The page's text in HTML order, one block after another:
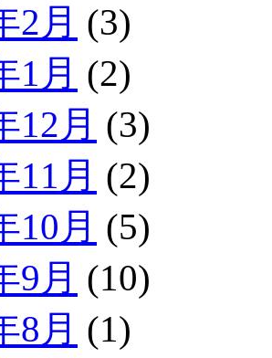
2月 (3)
1月 (2)
12月 (3)
11月 (2)
10月 (5)
9月 (10)
8月 (1)